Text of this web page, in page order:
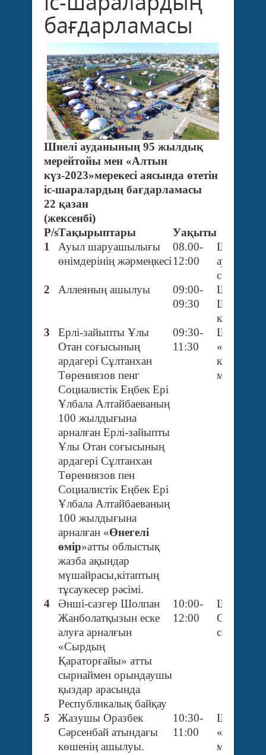
бағдарламасы
Шиелі ауданының 95 жылдық
мерейтойы мен «Алтын
күз-2023»мерекесі аясында өтетін
іс-шаралардың бағдарламасы
22 қазан
(жексенбі)
P/sТақырыптары Уақыты
1
Ауыл шаруашылығы
өнімдерінің жәрмеңкесі
08.00-
12:00
Шиелі
аудандық
сапаржай
2
Аллеяның ашылуы
09:00-
09:30
Шиелі
көшесі
3
Ерлі-зайыпты Ұлы
Отан соғысының
ардагері Сұлтанхан
Төрениязов пенг
Социалистік Еңбек Ері
Ұлбала Алтайбаеваның
100 жылдығына
арналған Ерлі-зайыпты
Ұлы Отан соғысының
ардагері Сұлтанхан
Төрениязов пен
Социалистік Еңбек Ері
Ұлбала Алтайбаеваның
100 жылдығына
арналған «Өнегелі
өмір»атты облыстық
жазба ақындар
мүшайрасы,кітаптың
тұсаукесер рәсімі.
09:30-
11:30
Шиелі
«Арман»
кенттік
мәдениет
4
Әнші-сазгер Шолпан
Жанболатқызын еске
алуға арналғын
«Сырдың
Қараторғайы» атты
сырнаймен орындаушы
қыздар арасында
Республикалық байқау
10:00-
12:00
Шиелі
Салтанат
сарайы
5
Жазушы Оразбек
Сәрсенбай атындағы
көшенің ашылуы.
10:30-
11:00
Шиелі
«Береке»
мөлтек